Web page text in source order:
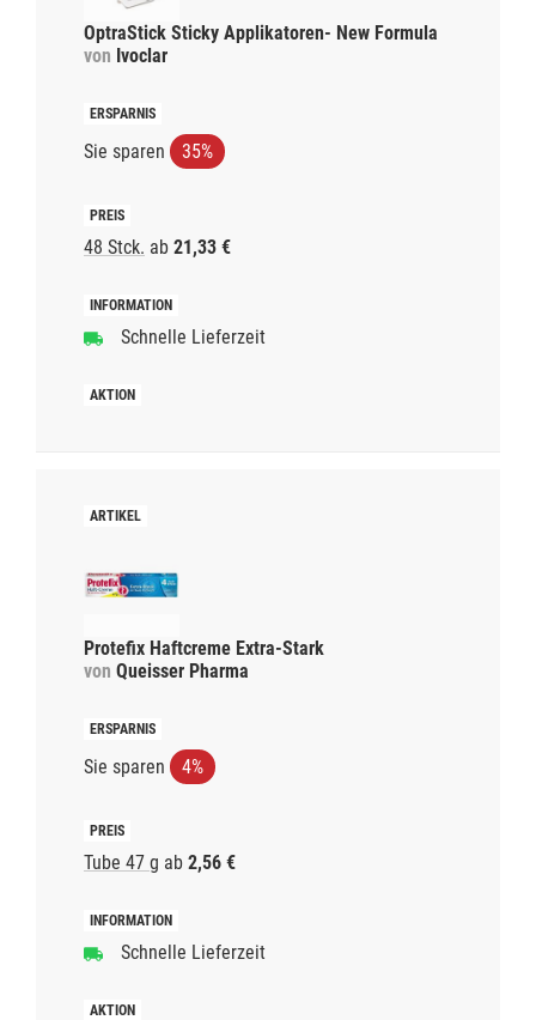
OptraStick Sticky Applikatoren- New Formula
von Ivoclar
Sie sparen 35%
48 Stck. ab 21,33 €
Schnelle Lieferzeit
Protefix Haftcreme Extra-Stark
von Queisser Pharma
Sie sparen 4%
Tube 47 g ab 2,56 €
Schnelle Lieferzeit